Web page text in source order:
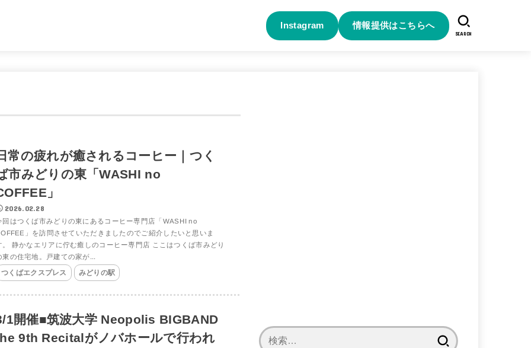
Instagram 情報提供はこちらへ
SEARCH
常の疲れが癒されるコーヒー｜つく
市みどりの東「WASHI no
」
2026.02.28
回はつくば市みどりの東にあるコーヒー専門店「WASHI no
」を訪問させていただきましたのでご紹介したいと思いま
。 静かなエリアに佇む癒しのコーヒー専門店 ここはつくば市みどり
東の住宅地。戸建ての家が...
つくばエクスプレス みどりの駅
1開催■筑波大学 Neopolis BIGBAND
9th Recitalがノバホールで行われ